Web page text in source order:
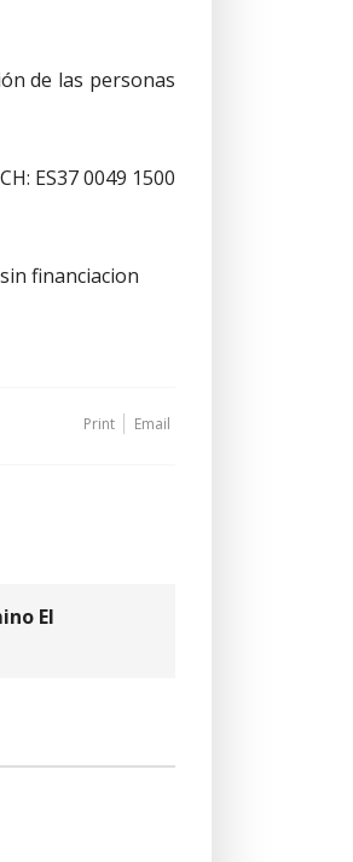
de las personas
ES37 0049 1500
financiacion
Print Email
El